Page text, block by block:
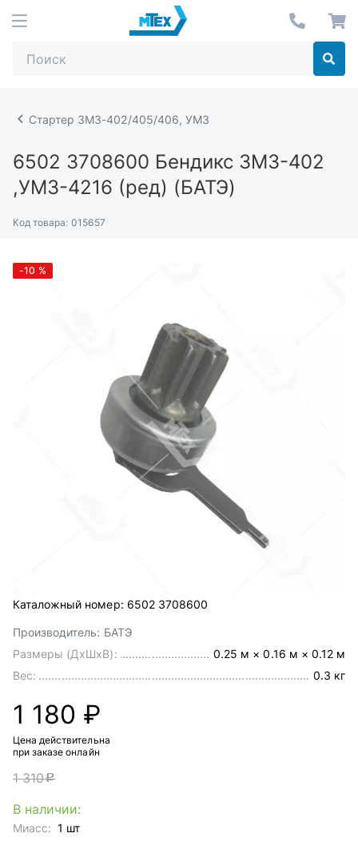
Стартер ЗМЗ-402/405/406, УМЗ
6502 3708600 Бендикс ЗМЗ-402
,УМЗ-4216 (ред) (БАТЭ)
Код товара: 015657
-10 %
Каталожный номер: 6502 3708600
Производитель: БАТЭ
Размеры (ДхШхВ):
0.25 м × 0.16 м × 0.12 м
Вес:
0.3 кг
1 180 ₽
Цена действительна
при заказе онлайн
1 310c
В наличии:
Миасс: 1 шт